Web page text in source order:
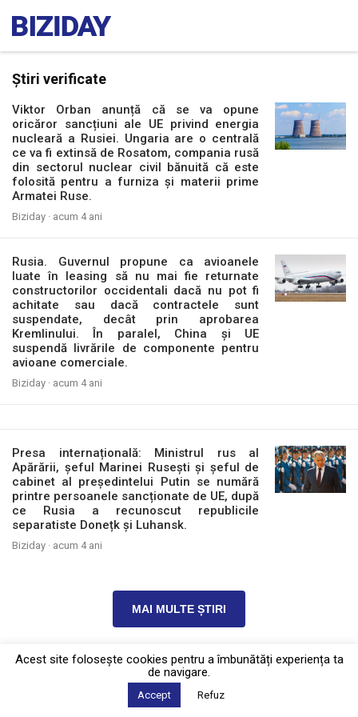
Știri verificate
Viktor Orban anunță că se va opune
oricăror sancțiuni ale UE privind energia
nucleară a Rusiei. Ungaria are o centrală
ce va fi extinsă de Rosatom, compania rusă
din sectorul nuclear civil bănuită că este
folosită pentru a furniza și materii prime
Armatei Ruse.
Biziday · acum 4 ani
Rusia. Guvernul propune ca avioanele
luate în leasing să nu mai fie returnate
constructorilor occidentali dacă nu pot fi
achitate sau dacă contractele sunt
suspendate, decât prin aprobarea
Kremlinului. În paralel, China și UE
suspendă livrările de componente pentru
avioane comerciale.
Biziday · acum 4 ani
Presa internațională: Ministrul rus al
Apărării, șeful Marinei Rusești și șeful de
cabinet al președintelui Putin se numără
printre persoanele sancționate de UE, după
ce Rusia a recunoscut republicile
separatiste Donețk și Luhansk.
Biziday · acum 4 ani
MAI MULTE ȘTIRI
Politica de confidențialitate
2026 © Biziday
Acest site foloseşte cookies pentru a îmbunătăți experiența ta
de navigare.
Accept Refuz